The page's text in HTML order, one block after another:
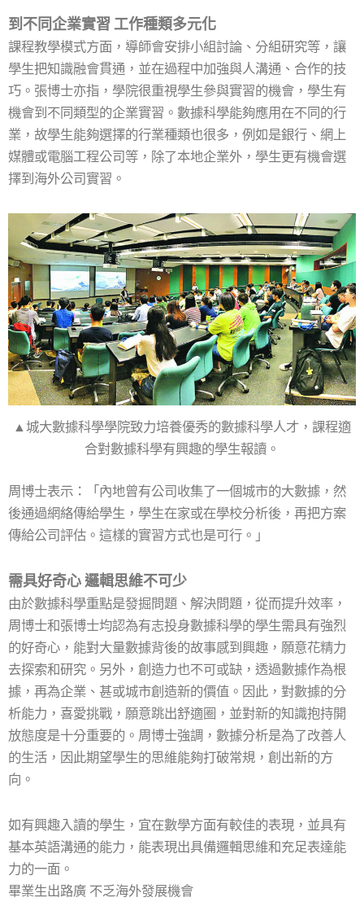
到不同企業實習 工作種類多元化
課程教學模式方面，導師會安排小組討論、分組研究等，讓
學生把知識融會貫通，並在過程中加強與人溝通、合作的技
巧。張博士亦指，學院很重視學生參與實習的機會，學生有
機會到不同類型的企業實習。數據科學能夠應用在不同的行
業，故學生能夠選擇的行業種類也很多，例如是銀行、網上
媒體或電腦工程公司等，除了本地企業外，學生更有機會選
擇到海外公司實習。
▲城大數據科學學院致力培養優秀的數據科學人才，課程適
合對數據科學有興趣的學生報讀。
周博士表示：「內地曾有公司收集了一個城市的大數據，然
後通過網絡傳給學生，學生在家或在學校分析後，再把方案
傳給公司評估。這樣的實習方式也是可行。」
需具好奇心 邏輯思維不可少
由於數據科學重點是發掘問題、解決問題，從而提升效率，
周博士和張博士均認為有志投身數據科學的學生需具有強烈
的好奇心，能對大量數據背後的故事感到興趣，願意花精力
去探索和研究。另外，創造力也不可或缺，透過數據作為根
據，再為企業、甚或城市創造新的價值。因此，對數據的分
析能力，喜愛挑戰，願意跳出舒適圈，並對新的知識抱持開
放態度是十分重要的。周博士強調，數據分析是為了改善人
的生活，因此期望學生的思維能夠打破常規，創出新的方
向。
如有興趣入讀的學生，宜在數學方面有較佳的表現，並具有
基本英語溝通的能力，能表現出具備邏輯思維和充足表達能
力的一面。
畢業生出路廣 不乏海外發展機會